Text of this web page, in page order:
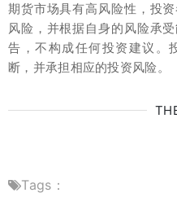
期货市场具有高风险性，投
风险，并根据自身的风险承
告，不构成任何投资建议。
断，并承担相应的投资风险。
Tags：